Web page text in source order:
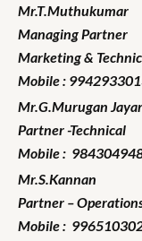
Mr.T.Muthukumar
Managing Partner
Marketing&
Mobile :
Mr.G.Murugan
Partner -Technical
Mobile :
Mr.S.Kannan
Partner –
Mobile :